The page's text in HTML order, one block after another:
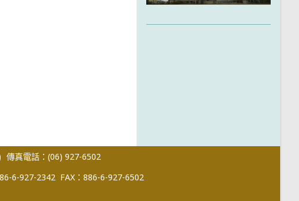
傳真電話：(06) 927-6502
6-927-2342 FAX：886-6-927-6502